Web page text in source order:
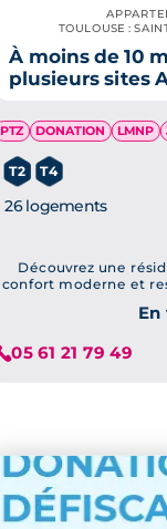
Je
TOULOUSE :
À moins de 10
plusieurs sites
PTZ DONATION LMNP
T2 T4
26 logements
Découvrez une
confort moderne et
grâce à ses
le label RE2020
05 61 21 79 49